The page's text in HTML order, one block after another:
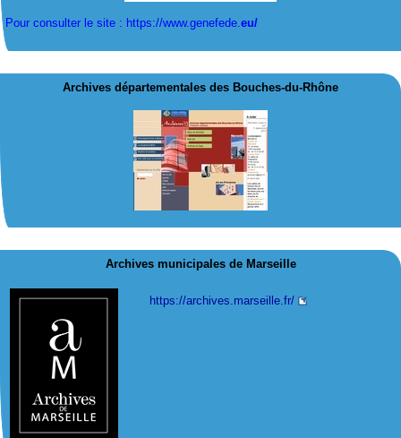
Pour consulter le site : https://www.genefede. eu/
Archives départementales des Bouches-du-Rhône
Archives municipales de Marseille
https://archives.marseille.fr/